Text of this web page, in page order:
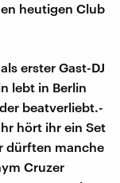
heutigen Club
erster Gast-DJ
lebt in Berlin
beatverliebt.-
hört ihr ein Set
dürften manche
Cruzer